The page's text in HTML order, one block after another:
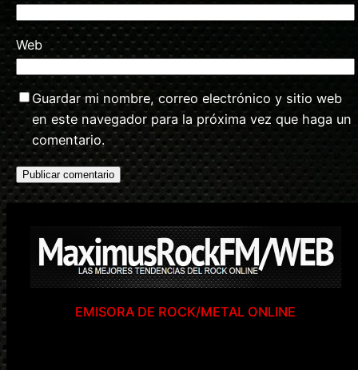
Web
Guardar mi nombre, correo electrónico y sitio web
en este navegador para la próxima vez que haga un
comentario.
EMISORA DE ROCK/METAL ONLINE